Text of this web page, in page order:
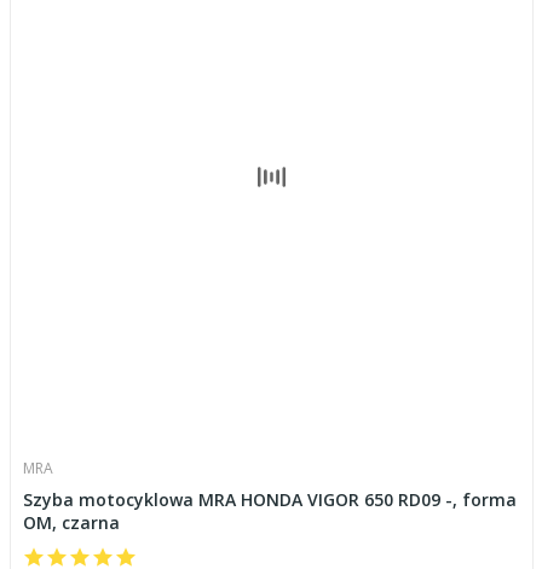
MRA
Szyba motocyklowa MRA HONDA VIGOR 650 RD09 -, forma
OM, czarna